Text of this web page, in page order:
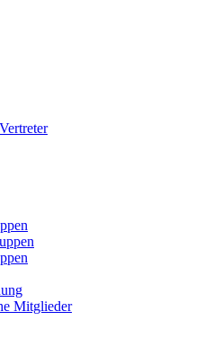
Mitglieder